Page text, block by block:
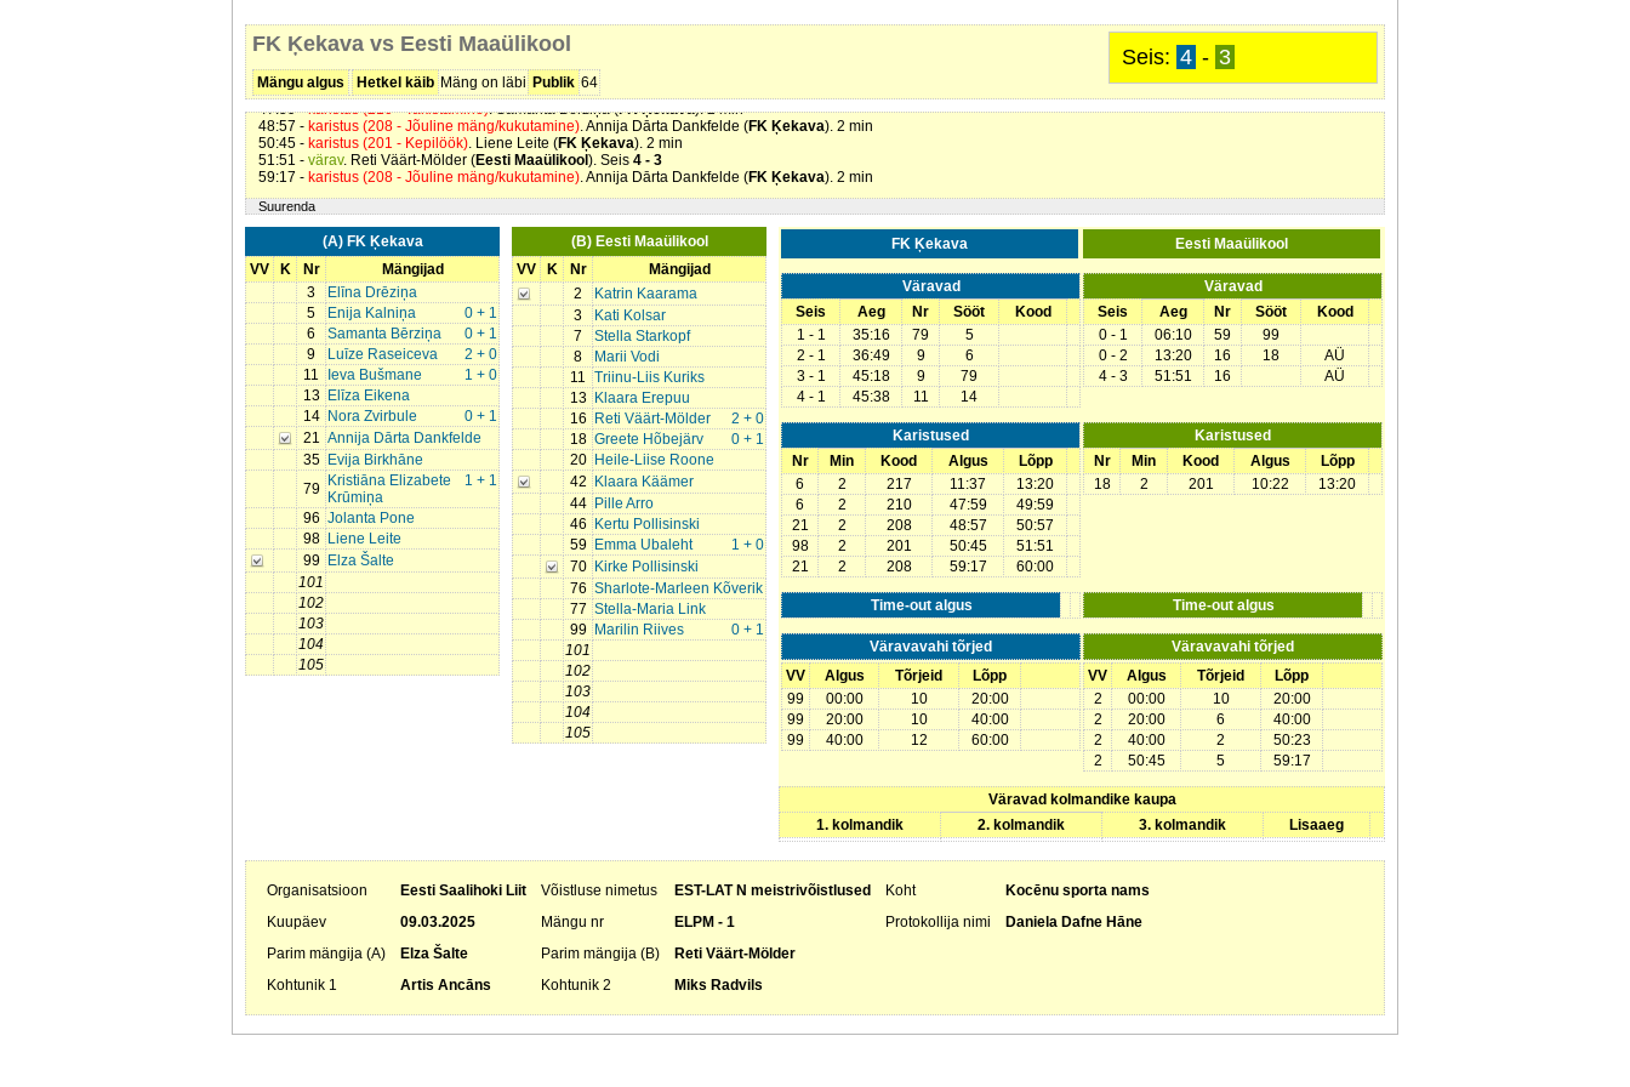
Seis: 4 - 3
FK Ķekava vs Eesti Maaülikool
Mängu algus Hetkel käib Mäng on läbi Publik 64
13:20 -värav. Reti Väärt-Mölder (Eesti Maaülikool). Söötis Greete Hõbejärv. Seis0 - 2
35:16 -värav. Kristiāna Elizabete Krūmiņa (FK Ķekava
36:49 -
45:18 -värav. Luīze Raseiceva (FK Ķekava). Söötis Kristiāna Elizabete Krūmiņa. Seis
45:38 -värav. Ieva Bušmane (FK Ķekava). Söötis Nora Zvirbule. Seis
47:59 -karistus (210 - Takistamine). Samanta Bērziņa (FK Ķekava). 2 min
48:57 - karistus (208 - Jõuline mäng/kukutamine). Annija Dārta Dankfelde (FK Ķekava). 2 min
50:45 - karistus (201 - Kepilöök). Liene Leite (FK Ķekava). 2 min
51:51 - värav. Reti Väärt-Mölder (Eesti Maaülikool ). Seis 4 - 3
59:17 - karistus (208 - Jõuline mäng/kukutamine). Annija Dārta Dankfelde (FK Ķekava). 2 min
Suurenda
(A) FK Ķekava
VV
K Nr
Mängijad
3
Elīna Drēziņa
5
0 + 1
Enija Kalniņa
6
0 + 1
Samanta Bērziņa
9
2 + 0
Luīze Raseiceva
11
1 + 0
Ieva Bušmane
13
Elīza Eikena
14
0 + 1
Nora Zvirbule
21 Annija Dārta Dankfelde
35
Evija Birkhāne
79
1 + 1
Kristiāna Elizabete
Krūmiņa
96 Jolanta Pone
98
Liene Leite
99
Elza Šalte
101
102
103
104
105
(B) Eesti Maaülikool
VV
K Nr
Mängijad
2
Katrin Kaarama
3
Kati Kolsar
7
Stella Starkopf
8
Marii Vodi
11 Triinu-Liis Kuriks
13
Klaara Erepuu
16
2 + 0
Reti Väärt-Mölder
18
0 + 1
Greete Hõbejärv
20
Heile-Liise Roone
42
Klaara Käämer
44
Pille Arro
46
Kertu Pollisinski
59
1 + 0
Emma Ubaleht
70
Kirke Pollisinski
76 Sharlote-Marleen Kõverik
77 Stella-Maria Link
99
0 + 1
Marilin Riives
101
102
103
104
105
FK Ķekava Eesti Maaülikool
Väravad
Seis
Aeg Nr Sööt
Kood
1 - 1
35:16 79
5
2 - 1
36:49 9
6
3 - 1
45:18 9
79
4 - 1
45:38 11 14
Väravad
Seis
Aeg Nr Sööt
Kood
0 - 1
06:10 59
99
0 - 2
13:20 16 18
AÜ
4 - 3
51:51 16 AÜ
Karistused
Nr
Min Kood Algus
Lõpp
6
2 217 11:37
13:20
6
2 210 47:59
49:59
21
2 208 48:57
50:57
98
2 201 50:45
51:51
21
2 208 59:17 60:00
Karistused
Nr
Min Kood Algus
Lõpp
18
2 201 10:22 13:20
Time-out algus Time-out algus
Väravavahi tõrjed
Väravavahi tõrjed
VV
Algus Tõrjeid
Lõpp
99
00:00 10
20:00
99
20:00 10
40:00
99
40:00 12 60:00
VV Algus Tõrjeid
Lõpp
2
00:00 10
20:00
2
20:00 6
40:00
2
40:00 2
50:23
2
50:45 5 59:17
Väravad kolmandike kaupa
1. kolmandik
2. kolmandik 3. kolmandik Lisaaeg
Organisatsioon Eesti Saalihoki Liit Võistluse nimetus EST-LAT N meistrivõistlused Koht
Kocēnu sporta nams
Kuupäev
09.03.2025 Mängu nr ELPM - 1 Protokollija nimi
Daniela Dafne Hāne
Parim mängija (A)
Elza Šalte Parim mängija (B)
Reti Väärt-Mölder
Kohtunik 1
Artis Ancāns Kohtunik 2 Miks Radvils